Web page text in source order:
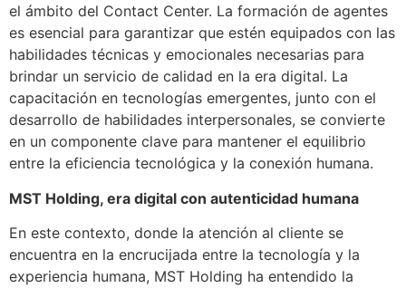
el ámbito del Contact Center. La formación de agentes
es esencial para garantizar que estén equipados con las
habilidades técnicas y emocionales necesarias para
brindar un servicio de calidad en la era digital. La
capacitación en tecnologías emergentes, junto con el
desarrollo de habilidades interpersonales, se convierte
en un componente clave para mantener el equilibrio
entre la eficiencia tecnológica y la conexión humana.
MST Holding, era digital con autenticidad humana
En este contexto, donde la atención al cliente se
encuentra en la encrucijada entre la tecnología y la
experiencia humana, MST Holding ha entendido la